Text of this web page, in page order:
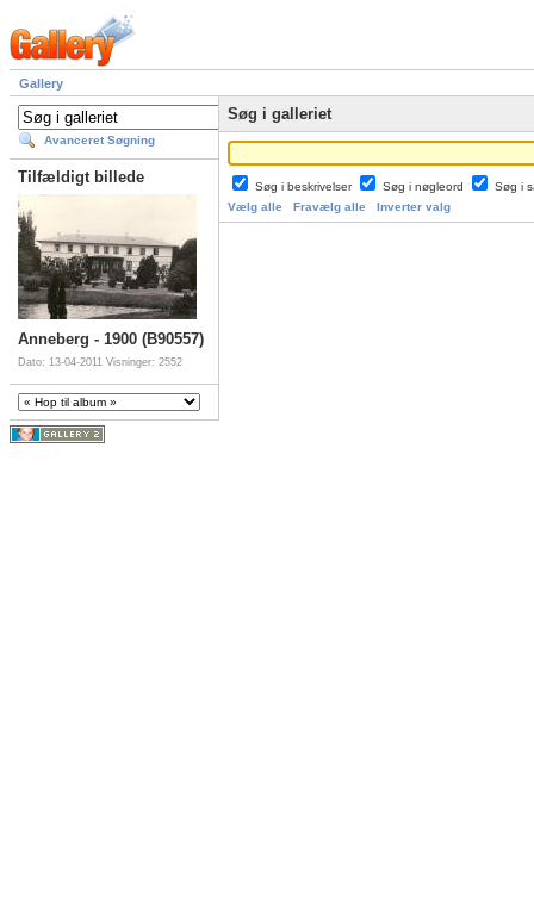
Gallery
Avanceret Søgning
Tilfældigt billede
Anneberg - 1900 (B90557)
Dato: 13-04-2011 Visninger: 2552
Søg i galleriet
Søg i beskrivelser Søg i nøgleord
Søg i
Vælg alle
Fravælg alle Inverter valg